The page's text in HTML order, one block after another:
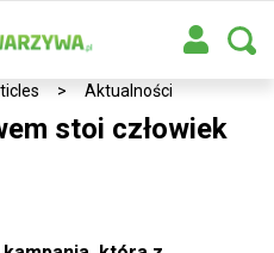
> Aktualności
stoi człowiek